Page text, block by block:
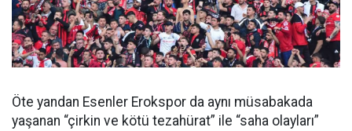
Öte yandan Esenler Erokspor da aynı müsabakada
yaşanan “çirkin ve kötü tezahürat” ile “saha olayları”